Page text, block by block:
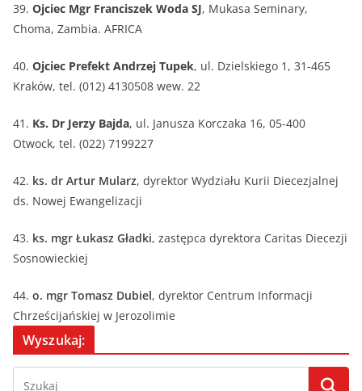
39. Ojciec Mgr Franciszek Woda SJ, Mukasa Seminary,
Choma, Zambia. AFRICA
40. Ojciec Prefekt Andrzej Tupek, ul. Dzielskiego 1, 31-465
Kraków, tel. (012) 4130508 wew. 22
41. Ks. Dr Jerzy Bajda, ul. Janusza Korczaka 16, 05-400
Otwock, tel. (022) 7199227
42. ks. dr Artur Mularz, dyrektor Wydziału Kurii Diecezjalnej
ds. Nowej Ewangelizacji
43. ks. mgr Łukasz Gładki, zastępca dyrektora Caritas Diecezji
Sosnowieckiej
44. o. mgr Tomasz Dubiel, dyrektor Centrum Informacji
Chrześcijańskiej w Jerozolimie
Wyszukaj: